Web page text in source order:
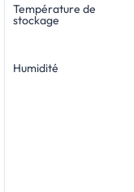
Température de
stockage
Humidité